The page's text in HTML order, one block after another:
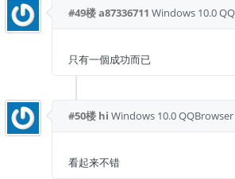
#49楼a87336711 Windows 10.0
只有一個成功而已
#50楼 hi Windows 10.0QQBrowser
看起来不错